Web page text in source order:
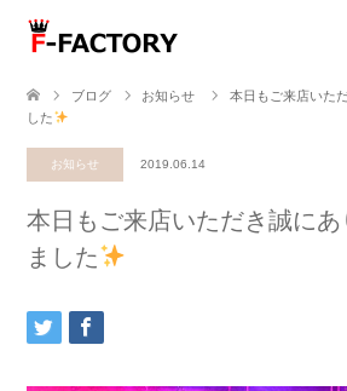
ブログ お知らせ
本日もご来店いた
した
お知らせ 2019.06.14
本日もご来店いただき誠に
ました